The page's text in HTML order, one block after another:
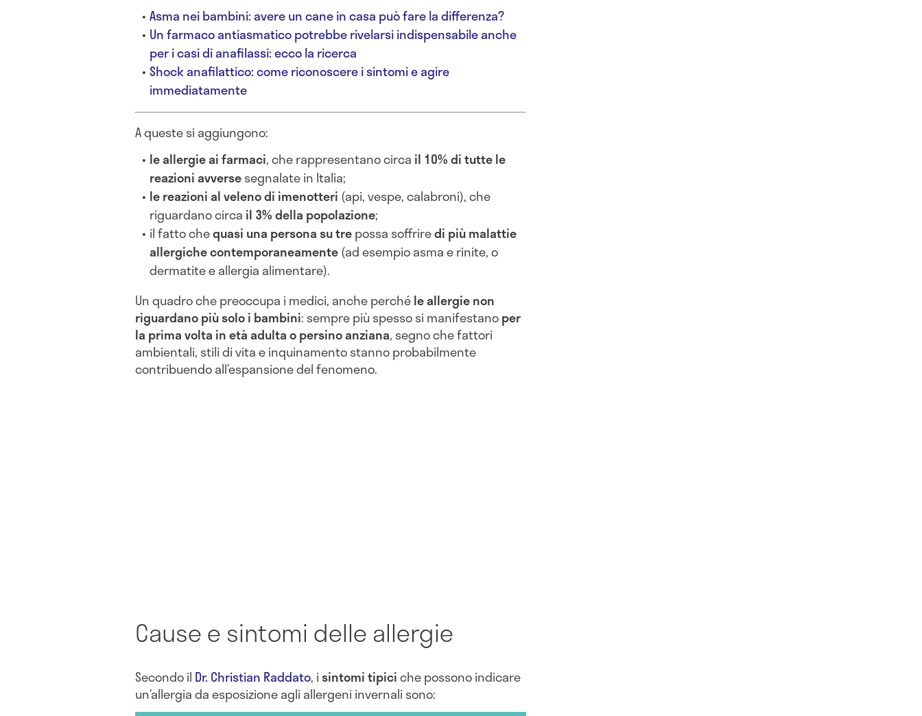
Asma nei bambini: avere un cane in casa può fare la differenza?
Un farmaco antiasmatico potrebbe rivelarsi indispensabile anche
per i casi di anafilassi: ecco la ricerca
Shock anafilattico: come riconoscere i sintomi e agire
immediatamente
A queste si aggiungono:
le allergie ai farmaci, che rappresentano circa il 10% di tutte le
reazioni avversesegnalate in Italia;
le reazioni al veleno di imenotteri (api, vespe, calabroni), che
riguardano circa il 3% della popolazione;
il fatto chequasi una persona su trepossa soffriredi più malattie
allergiche contemporaneamente(ad esempio asma e rinite, o
dermatite e allergia alimentare).
Un quadro che preoccupa i medici, anche perchéle allergie non
riguardano più solo i bambini: sempre più spesso si manifestanoper
la prima volta in età adulta o persino anziana, segno che fattori
ambientali, stili di vita e inquinamento stanno probabilmente
contribuendo all’espansione del fenomeno.
Cause e sintomi delle allergie
Secondo il Dr. Christian Raddato, isintomi tipiciche possono indicare
un’allergia da esposizione agli allergeni invernali sono: